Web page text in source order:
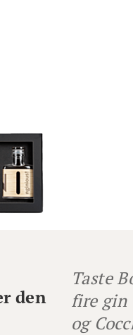
den
Taste
fire gin
og